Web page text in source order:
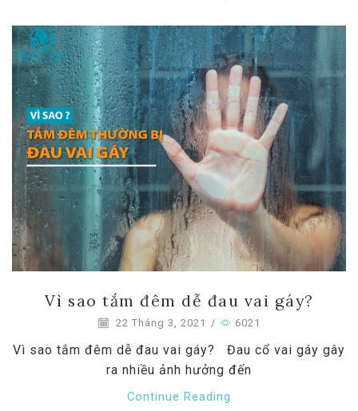
Vì sao tắm đêm dễ đau vai gáy?
22 Tháng 3, 2021 / 6021
Vì sao tắm đêm dễ đau vai gáy? Đau cổ vai gáy gây
ra nhiều ảnh hưởng đến
Continue Reading